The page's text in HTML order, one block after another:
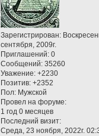
Зарегистрирован:
сентября, 2009г.
Приглашений: 0
Сообщений: 35260
Уважение: +2230
Позитив: +2352
Пол: Мужской
Провел на форуме:
1 год 0 месяцев
Последний визит:
Среда, 23 ноября, 2022г.